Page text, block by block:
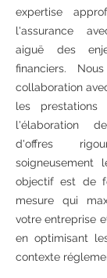
expertise
l'assurance
aiguë des
financiers.
collaboration
les prestations
l'élaboration
d'offres
soigneusement
objectif est de
mesure qui
votre entreprise
en optimisant
contexte